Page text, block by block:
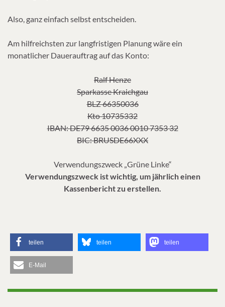
Also, ganz einfach selbst entscheiden.
Am hilfreichsten zur langfristigen Planung wäre ein
monatlicher Dauerauftrag auf das Konto:
Ralf Henze
Sparkasse Kraichgau
BLZ 66350036
Kto 10735332
IBAN: DE79 6635 0036 0010 7353 32
BIC: BRUSDE66XXX
Verwendungszweck „Grüne Linke“
Verwendungszweck ist wichtig, um jährlich einen
Kassenbericht zu erstellen.
teilen teilen teilen
E-Mail